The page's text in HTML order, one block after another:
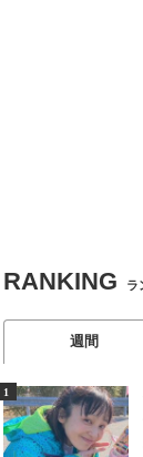
RANKING ラ
週間